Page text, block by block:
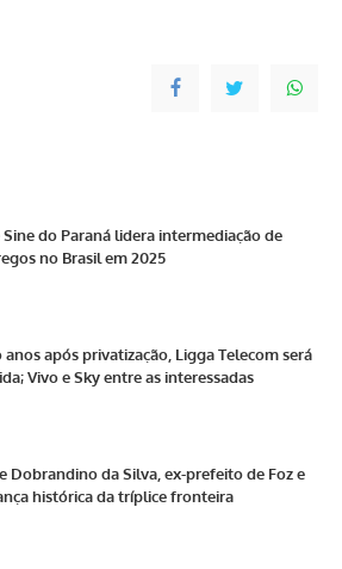
Sine do Paraná lidera intermediação de
no Brasil em 2025
anos após privatização, Ligga Telecom será
Vivo e Sky entre as interessadas
Dobrandino da Silva, ex-prefeito de Foz e
histórica da tríplice fronteira